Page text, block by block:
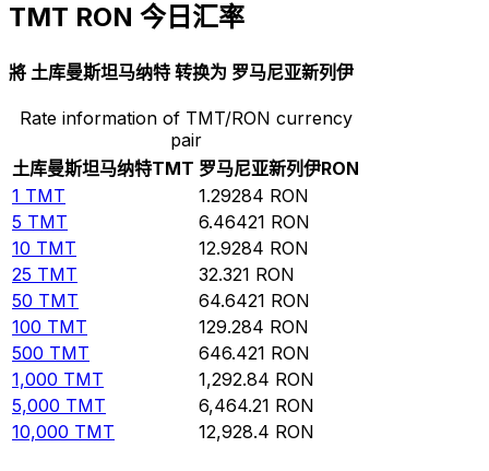
TMT RON 今日汇率
將 土库曼斯坦马纳特 转换为 罗马尼亚新列伊
Rate information of TMT/RON currency
pair
土库曼斯坦马纳特TMT 罗马尼亚新列伊RON
1 TMT 1.29284 RON
5 TMT 6.46421 RON
10 TMT 12.9284 RON
25 TMT 32.321 RON
50 TMT 64.6421 RON
100 TMT 129.284 RON
500 TMT 646.421 RON
1,000 TMT 1,292.84 RON
5,000 TMT 6,464.21 RON
10,000 TMT 12,928.4 RON